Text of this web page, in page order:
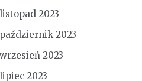
listopad 2023
październik 2023
wrzesień 2023
lipiec 2023